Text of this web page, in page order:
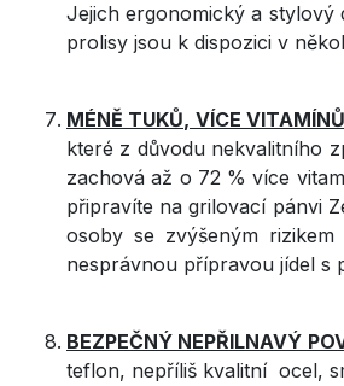
Jejich ergonomický a stylový
prolisy jsou k dispozici v
MÉNĚ TUKŮ, VÍCE VITAMÍNŮ
které z důvodu nekvalitního
zachová až o 72 % více
připravíte na grilovací pánvi
osoby se zvýšeným
nesprávnou přípravou jídel s
BEZPEČNÝ NEPŘILNAVÝ
teflon, nepříliš kvalitní ocel,